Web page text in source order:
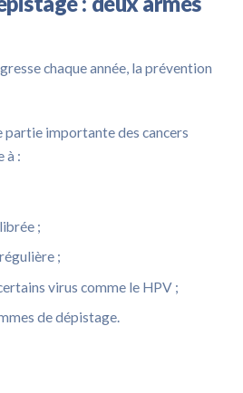
chaque année, la prévention
partie importante des cancers
à :
;
;
virus comme le HPV ;
de dépistage.